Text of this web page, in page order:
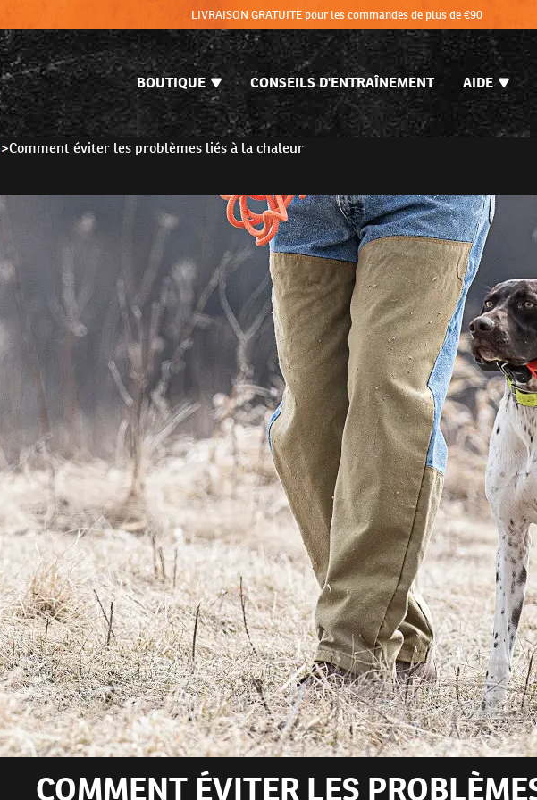
LIVRAISON GRATUITE pour les commandes de plus de €90
BOUTIQUE CONSEILS D'ENTRAÎNEMENT AIDE
>Comment éviter les problèmes liés à la chaleur
COMMENT ÉVITER LES